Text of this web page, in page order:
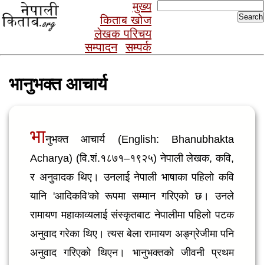
मुख्य
किताब खोज
लेखक परिचय
सम्पादन
सम्पर्क
for:
भानुभक्त आचार्य
भानुभक्त आचार्य (English: Bhanubhakta
Acharya) (वि.शं.१८७१–१९२५) नेपाली लेखक, कवि,
र अनुवादक थिए। उनलाई नेपाली भाषाका पहिलो कवि
यानि 'आदिकवि'को रूपमा सम्मान गरिएको छ। उनले
रामायण महाकाव्यलाई संस्कृतबाट नेपालीमा पहिलो पटक
अनुवाद गरेका थिए। त्यस बेला रामायण अङ्ग्रेजीमा पनि
अनुवाद गरिएको थिएन। भानुभक्तको जीवनी प्रथम